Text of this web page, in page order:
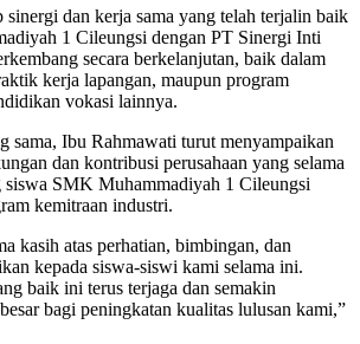
sinergi dan kerja sama yang telah terjalin baik
1 Cileungsi dengan PT Sinergi Inti
secara berkelanjutan, baik dalam
kerja lapangan, maupun program
vokasi lainnya.
sama, Ibu Rahmawati turut menyampaikan
dan kontribusi perusahaan yang selama
SMK Muhammadiyah 1 Cileungsi
kemitraan industri.
kasih atas perhatian, bimbingan, dan
kepada siswa-siswi kami selama ini.
baik ini terus terjaga dan semakin
bagi peningkatan kualitas lulusan kami,”